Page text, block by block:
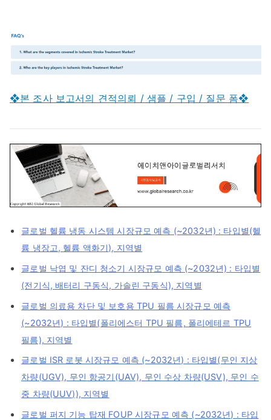
❖본 조사 보고서의 견적의뢰 / 샘플 / 구입 / 질문 폼❖
글로벌 헬륨 냉동 시스템 시장규모 예측 (~2032년) : 타입별(헬
륨 냉장고, 헬륨 액화기), 지역별
글로벌 낙엽 및 잔디 청소기 시장규모 예측 (~2032년) : 타입별
(전기식, 배터리 구동식, 가솔린 구동식), 지역별
글로벌 의료용 차단 및 보호용 TPU 필름 시장규모 예측
(~2032년) : 타입별(폴리에스터 TPU 필름, 폴리에테르 TPU
필름), 지역별
글로벌 ISR 로봇 시장규모 예측 (~2032년) : 타입별(무인 지상
차량(UGV), 무인 항공기(UAV), 무인 수상 차량(USV), 무인 수
중 차량(UUV)), 지역별
글로벌 퍼지 기능 탑재 FOUP 시장규모 예측 (~2032년) : 타입